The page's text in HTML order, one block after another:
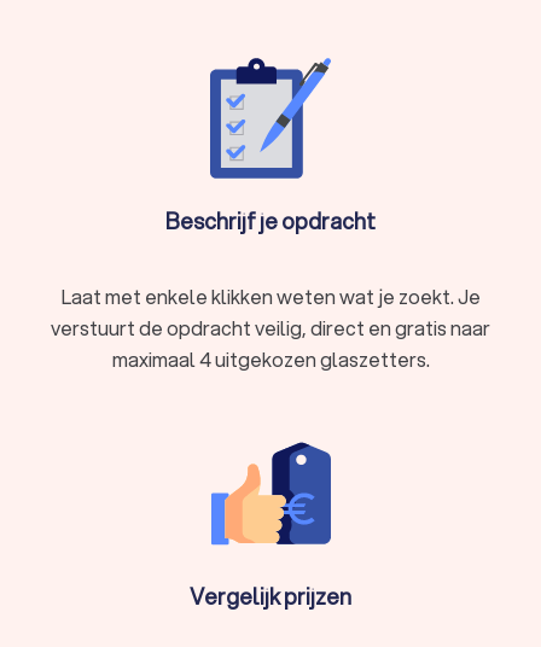
Beschrijf je opdracht
Laat met enkele klikken weten wat je zoekt. Je
verstuurt de opdracht veilig, direct en gratis naar
maximaal 4 uitgekozen glaszetters.
Vergelijk prijzen